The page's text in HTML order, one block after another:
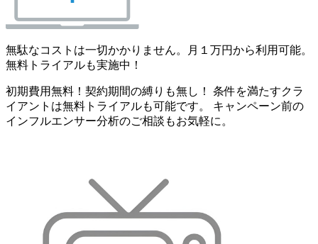
無駄なコストは一切かかりません。月１万円から利用可能。
無料トライアルも実施中！
初期費用無料！契約期間の縛りも無し！ 条件を満たすクラ
イアントは無料トライアルも可能です。 キャンペーン前の
インフルエンサー分析のご相談もお気軽に。